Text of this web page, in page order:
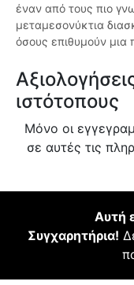
έναν από τους πιο
μεταμεσονύκτια
όσους επιθυμούν μια
ιστότοπους
Μόνο οι
σε αυτές τις
Αυτή
Συγχαρητήρια!